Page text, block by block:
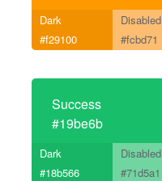
Dark
#f29100
Disabled
#fcbd71
Success
#19be6b
Dark
#18b566
Disabled
#71d5a1